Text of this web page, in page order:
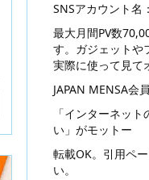
SNSアカウント名
最大月間PV数
す。ガジェットや
実際に使って見て
JAPAN MENSA会
「インターネッ
い」がモットー
転載OK。引用ペ
い。